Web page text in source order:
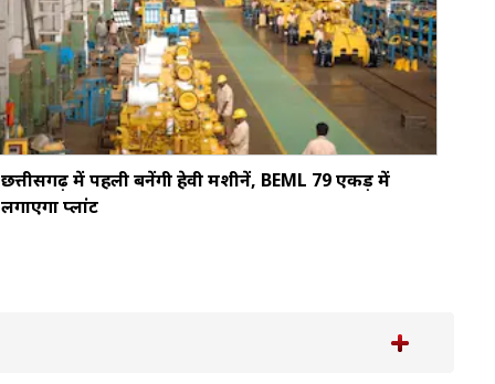
छत्तीसगढ़ में पहली बनेंगी हेवी मशीनें, BEML 79 एकड़ में
लगाएगा प्लांट